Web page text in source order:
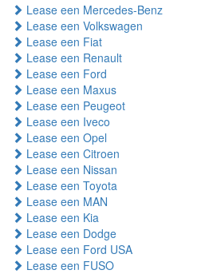
Lease een Mercedes-Benz
Lease een Volkswagen
Lease een Fiat
Lease een Renault
Lease een Ford
Lease een Maxus
Lease een Peugeot
Lease een Iveco
Lease een Opel
Lease een Citroen
Lease een Nissan
Lease een Toyota
Lease een MAN
Lease een Kia
Lease een Dodge
Lease een Ford USA
Lease een FUSO